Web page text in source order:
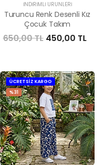
İNDIRIMLI ÜRÜNLERI
Turuncu Renk Desenli Kız
Çocuk Takım
650,00 TL 450,00 TL
ÜCRETSİZ KARGO
%31